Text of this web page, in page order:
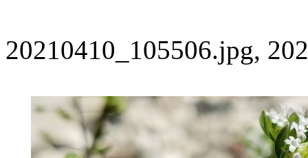
20210410_105506.jpg,